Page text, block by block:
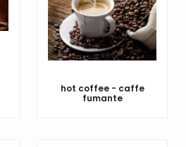
hot coffee - caffe
fumante